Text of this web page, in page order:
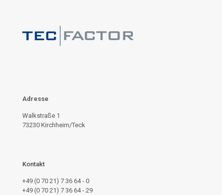
Adresse
Walkstraße 1
73230 Kirchheim/Teck
Kontakt
+49 (0 70 21) 7 36 64 - 0
+49 (0 70 21) 7 36 64 - 29